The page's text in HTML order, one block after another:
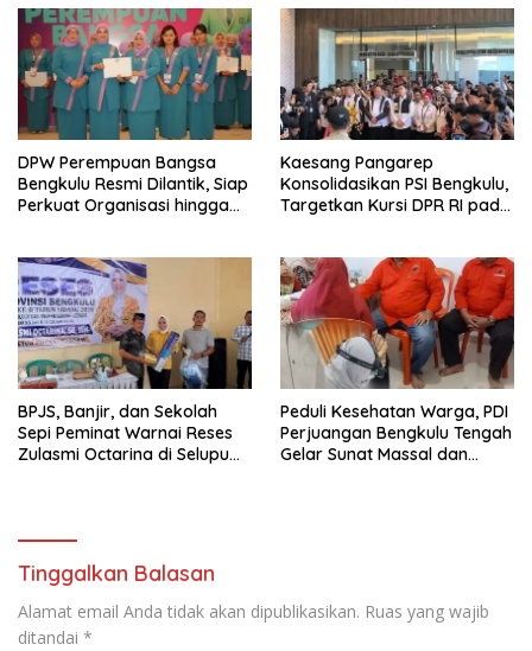
DPW Perempuan Bangsa
Bengkulu Resmi Dilantik, Siap
Perkuat Organisasi hingga
Kaesang Pangarep
Konsolidasikan PSI Bengkulu,
Targetkan Kursi DPR RI pada
BPJS, Banjir, dan Sekolah
Sepi Peminat Warnai Reses
Zulasmi Octarina di Selupu
Peduli Kesehatan Warga, PDI
Perjuangan Bengkulu Tengah
Gelar Sunat Massal dan
Tinggalkan Balasan
Alamat email Anda tidak akan dipublikasikan. Ruas yang wajib
ditandai *